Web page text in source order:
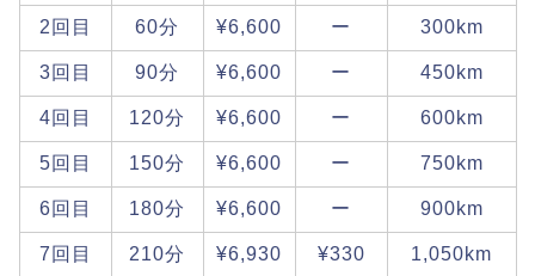
2回目 60分 ¥6,600 ー 300km
3回目 90分 ¥6,600 ー 450km
4回目 120分 ¥6,600 ー 600km
5回目 150分 ¥6,600 ー 750km
6回目 180分 ¥6,600 ー 900km
7回目 210分 ¥6,930 ¥330 1,050km